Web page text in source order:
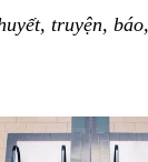
truyện,